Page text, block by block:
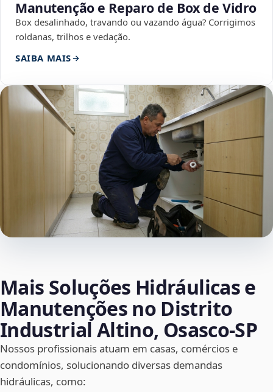
Manutenção e Reparo de Box de Vidro
Box desalinhado, travando ou vazando água? Corrigimos
roldanas, trilhos e vedação.
SAIBA MAIS
Mais Soluções Hidráulicas e
Manutenções no Distrito
Industrial Altino, Osasco‑SP
Nossos profissionais atuam em casas, comércios e
condomínios, solucionando diversas demandas
hidráulicas, como: